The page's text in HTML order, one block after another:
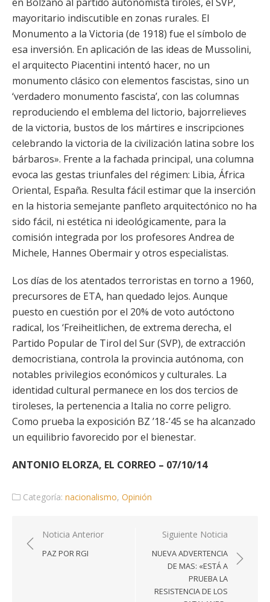
mayoritario indiscutible en zonas rurales. El
Monumento a la Victoria (de 1918) fue el símbolo de
esa inversión. En aplicación de las ideas de Mussolini,
el arquitecto Piacentini intentó hacer, no un
monumento clásico con elementos fascistas, sino un
‘verdadero monumento fascista’, con las columnas
reproduciendo el emblema del lictorio, bajorrelieves
de la victoria, bustos de los mártires e inscripciones
celebrando la victoria de la civilización latina sobre los
bárbaros». Frente a la fachada principal, una columna
evoca las gestas triunfales del régimen: Libia, África
Oriental, España. Resulta fácil estimar que la inserción
en la historia semejante panfleto arquitectónico no ha
sido fácil, ni estética ni ideológicamente, para la
comisión integrada por los profesores Andrea de
Michele, Hannes Obermair y otros especialistas.
Los días de los atentados terroristas en torno a 1960,
precursores de ETA, han quedado lejos. Aunque
puesto en cuestión por el 20% de voto autóctono
radical, los ‘Freiheitlichen, de extrema derecha, el
Partido Popular de Tirol del Sur (SVP), de extracción
democristiana, controla la provincia autónoma, con
notables privilegios económicos y culturales. La
identidad cultural permanece en los dos tercios de
tiroleses, la pertenencia a Italia no corre peligro.
Como prueba la exposición BZ ’18-’45 se ha alcanzado
un equilibrio favorecido por el bienestar.
ANTONIO ELORZA, EL CORREO – 07/10/14
Categoría: nacionalismo, Opinión
Navegación
de
Noticia Anterior
PAZ POR RGI
Siguiente Noticia
NUEVA ADVERTENCIA
DE MAS: «ESTÁ A
PRUEBA LA
RESISTENCIA DE LOS